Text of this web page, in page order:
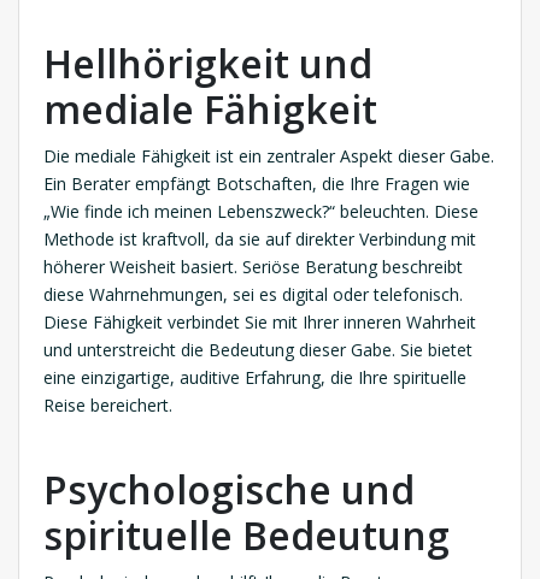
Hellhörigkeit und
mediale Fähigkeit
Die mediale Fähigkeit ist ein zentraler Aspekt dieser Gabe.
Ein Berater empfängt Botschaften, die Ihre Fragen wie
„Wie finde ich meinen Lebenszweck?“ beleuchten. Diese
Methode ist kraftvoll, da sie auf direkter Verbindung mit
höherer Weisheit basiert. Seriöse Beratung beschreibt
diese Wahrnehmungen, sei es digital oder telefonisch.
Diese Fähigkeit verbindet Sie mit Ihrer inneren Wahrheit
und unterstreicht die Bedeutung dieser Gabe. Sie bietet
eine einzigartige, auditive Erfahrung, die Ihre spirituelle
Reise bereichert.
Psychologische und
spirituelle Bedeutung